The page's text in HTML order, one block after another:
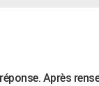
Après